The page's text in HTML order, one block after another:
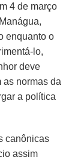
4 de março
enquanto o
lo,
deve
as normas da
a política
canônicas
assim